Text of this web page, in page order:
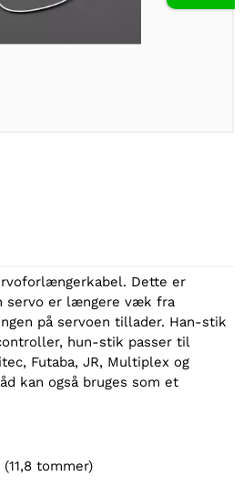
Dette er
servo er længere væk fra
på servoen tillader. Han-stik
hun-stik passer til
Futaba, JR, Multiplex og
kan også bruges som et
tommer)